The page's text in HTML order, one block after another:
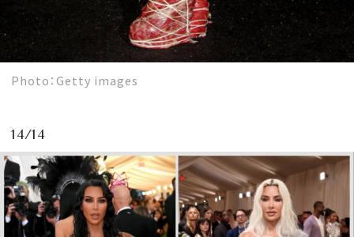
Photo：Getty images
14/14